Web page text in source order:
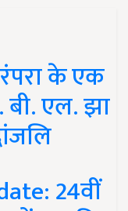
के एक
बी. एल. झा
24वीं